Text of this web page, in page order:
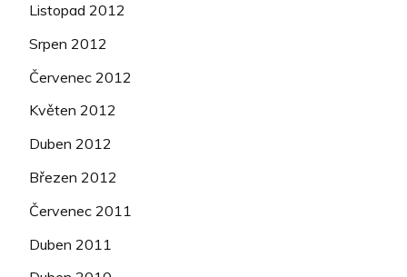
Listopad 2012
Srpen 2012
Červenec 2012
Květen 2012
Duben 2012
Březen 2012
Červenec 2011
Duben 2011